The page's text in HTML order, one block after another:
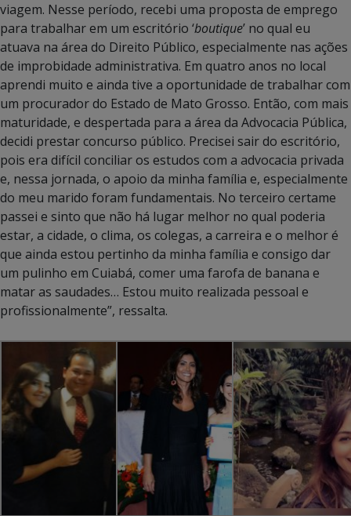
viagem. Nesse período, recebi uma proposta de emprego
para trabalhar em um escritório ‘boutique’ no qual eu
atuava na área do Direito Público, especialmente nas ações
de improbidade administrativa. Em quatro anos no local
aprendi muito e ainda tive a oportunidade de trabalhar com
um procurador do Estado de Mato Grosso. Então, com mais
maturidade, e despertada para a área da Advocacia Pública,
decidi prestar concurso público. Precisei sair do escritório,
pois era difícil conciliar os estudos com a advocacia privada
e, nessa jornada, o apoio da minha família e, especialmente
do meu marido foram fundamentais. No terceiro certame
passei e sinto que não há lugar melhor no qual poderia
estar, a cidade, o clima, os colegas, a carreira e o melhor é
que ainda estou pertinho da minha família e consigo dar
um pulinho em Cuiabá, comer uma farofa de banana e
matar as saudades… Estou muito realizada pessoal e
profissionalmente”, ressalta.